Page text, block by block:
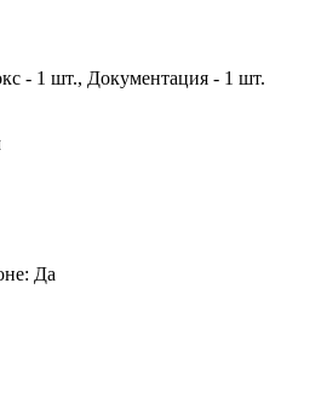
- 1 шт., Документация - 1 шт.
Да